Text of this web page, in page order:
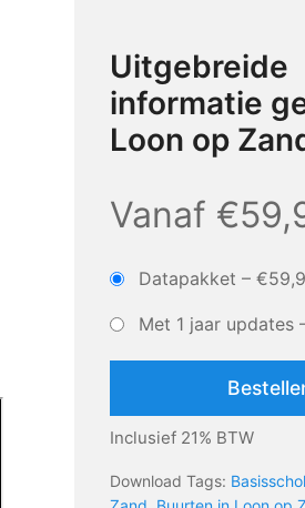
Uitgebreide
informatie
Loon op
Vanaf
Datapakket –
Met 1 jaar updates
Inclusief 21% BTW
Download Tags: